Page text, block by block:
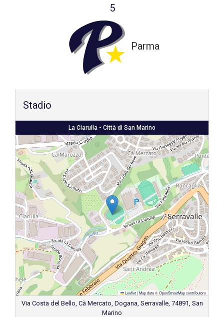
5
Parma
Stadio
La Ciarulla - Città di San Marino
Leaflet|Map data ©OpenStreetMapcontributors
Via Costa del Bello, Cà Mercato, Dogana, Serravalle, 74891, San
Marino